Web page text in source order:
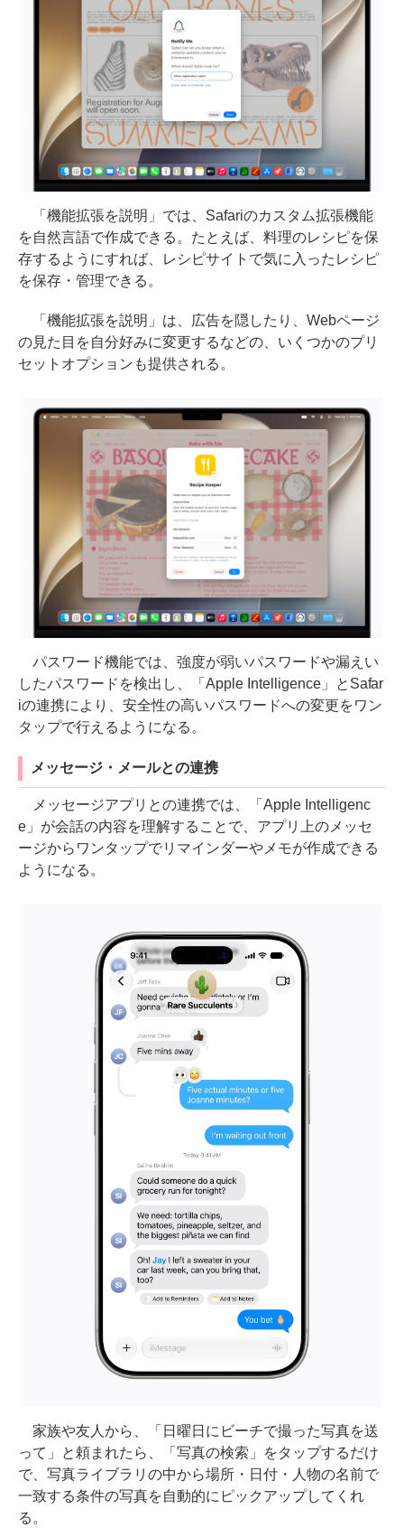
「機能拡張を説明」では、Safariのカスタム拡張機能
を自然言語で作成できる。たとえば、料理のレシピを保
存するようにすれば、レシピサイトで気に入ったレシピ
を保存・管理できる。
「機能拡張を説明」は、広告を隠したり、Webページ
の見た目を自分好みに変更するなどの、いくつかのプリ
セットオプションも提供される。
パスワード機能では、強度が弱いパスワードや漏えい
したパスワードを検出し、「Apple Intelligence」とSafar
iの連携により、安全性の高いパスワードへの変更をワン
タップで行えるようになる。
メッセージ・メールとの連携
メッセージアプリとの連携では、「Apple Intelligenc
e」が会話の内容を理解することで、アプリ上のメッセ
ージからワンタップでリマインダーやメモが作成できる
ようになる。
家族や友人から、「日曜日にビーチで撮った写真を送
って」と頼まれたら、「写真の検索」をタップするだけ
で、写真ライブラリの中から場所・日付・人物の名前で
一致する条件の写真を自動的にピックアップしてくれ
る。